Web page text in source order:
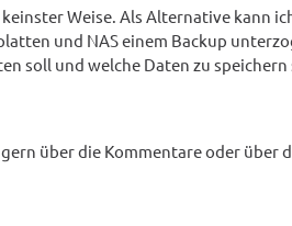
Weise. Als Alternative kann
und NAS einem Backup
soll und welche Daten zu speichern
über die Kommentare oder über